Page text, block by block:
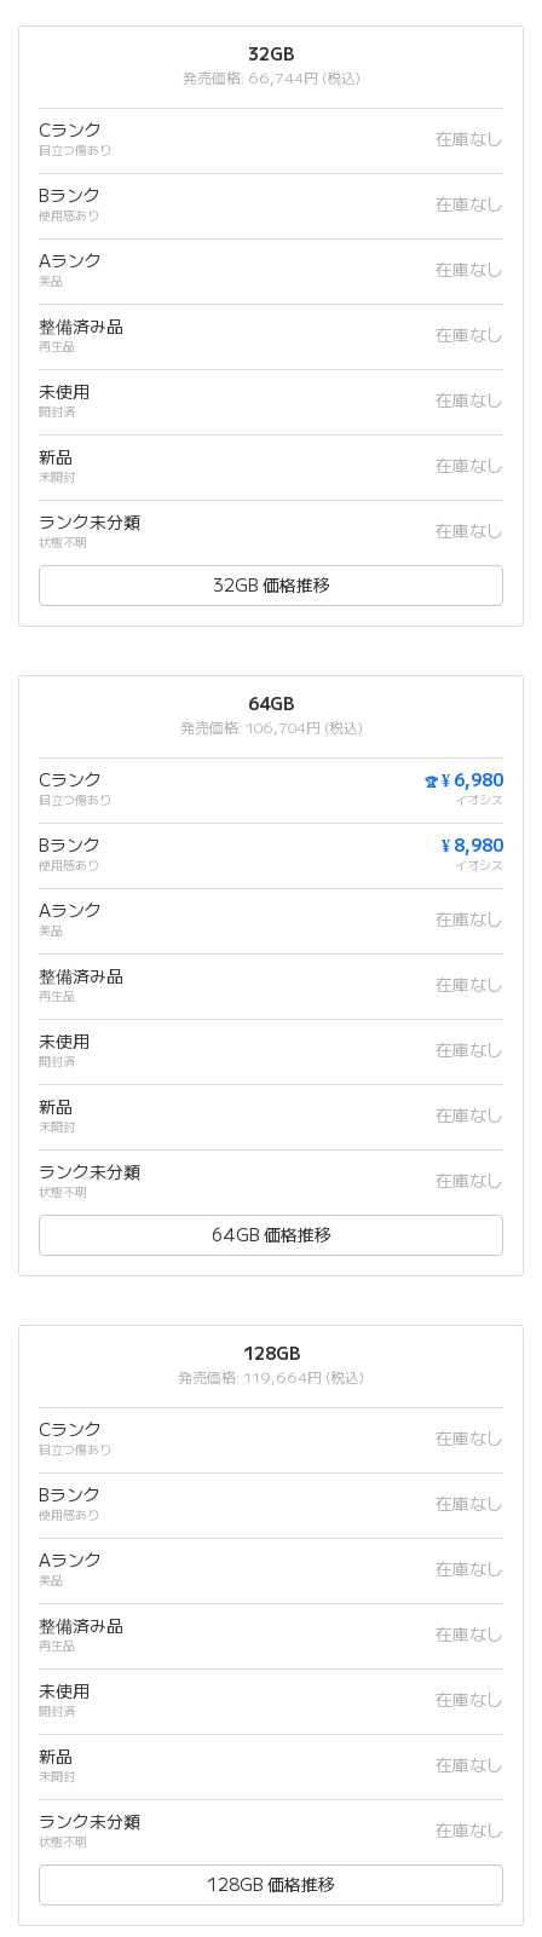
32GB
発売価格: 66,744円 (税込)
Cランク
目立つ傷あり
在庫なし
Bランク
使用感あり
在庫なし
Aランク
美品
在庫なし
整備済み品
再生品
在庫なし
未使用
開封済
在庫なし
新品
未開封
在庫なし
ランク未分類
状態不明
在庫なし
32GB 価格推移
64GB
発売価格: 106,704円 (税込)
Cランク
目立つ傷あり
🏆 ¥ 6,980
イオシス
Bランク
使用感あり
¥ 8,980
イオシス
Aランク
美品
在庫なし
整備済み品
再生品
在庫なし
未使用
開封済
在庫なし
新品
未開封
在庫なし
ランク未分類
状態不明
在庫なし
64GB 価格推移
128GB
発売価格: 119,664円 (税込)
Cランク
目立つ傷あり
在庫なし
Bランク
使用感あり
在庫なし
Aランク
美品
在庫なし
整備済み品
再生品
在庫なし
未使用
開封済
在庫なし
新品
未開封
在庫なし
ランク未分類
状態不明
在庫なし
128GB 価格推移